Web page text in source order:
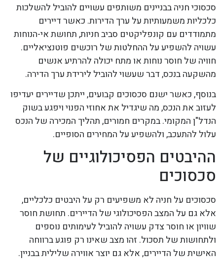
סכסוכי חניה בבניינים משותפים עשויים להוביל להשלכות
כלכליות משמעותיות על ערך הדירות. כאשר דיירים
מתמודדים עם קונפליקטים סביב חניות, תחושת אי-הנוחות
עשויה להשפיע על ההחלטות של רוכשים פוטנציאליים.
חוויה של חוסר נוחות או מתח יכולה להרתיע אנשים
מהשקעה בנכס, דבר שעשוי להוביל לירידת ערך הדירה.
בנוסף, כאשר ישנם סכסוכים קבועים, ייתכן שדיירים יעדיפו
לעזוב את הנכס, מה שיגדיל את אחוזי הפנוי ויפגע בשוק
הנדל"ן המקומי. במקרים חמורים, תהליך המכירה של הנכס
עלול להתעכב, ולהשפיע על המחירים הסופיים.
ההיבטים הפסיכולוגיים של
סכסוכים
סכסוכים על חניה לא משפיעים רק על היבטים כלכליים,
אלא גם על המצב הפסיכולוגי של הדיירים. תחושת חוסר
שוויון או חוסר צדק עשויה להוביל לעימותים נוספים
ולתחושות של תסכול. זהו מצב שאינו רק פוגע ברווחה
האישית של הדיירים, אלא גם יוצר אווירה שלילית בבניין.